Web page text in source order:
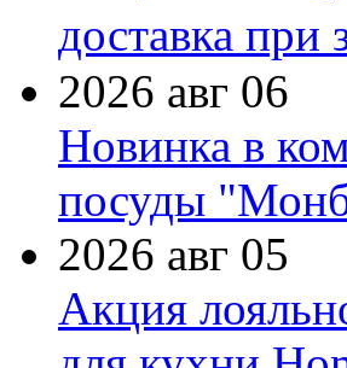
доставка при
2026 авг 06
Новинка в
посуды
2026 авг 05
Акция